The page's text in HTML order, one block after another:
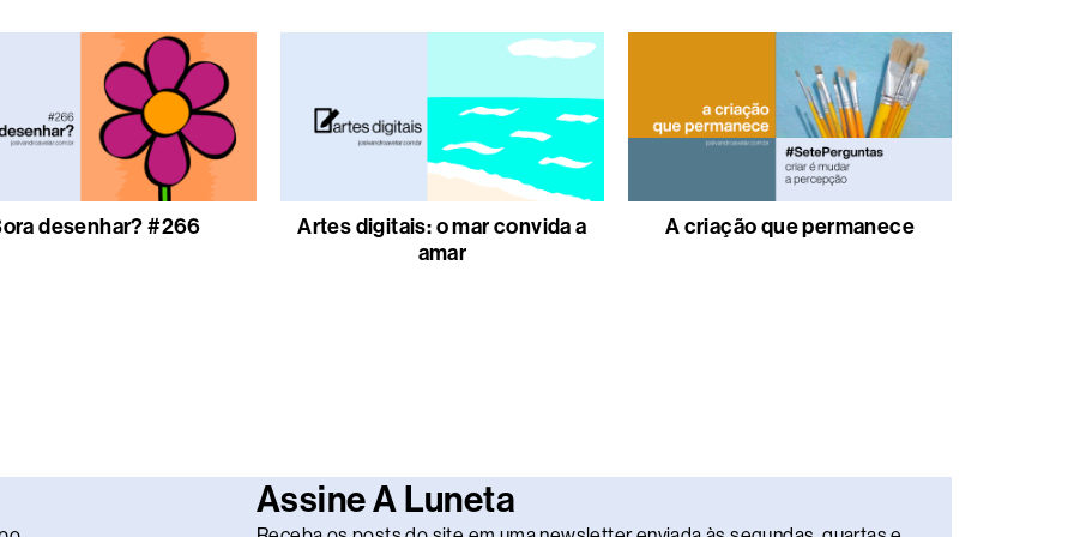
desenhar? #266
Artes digitais: o mar convida a
amar
A criação que permanece
Assine A Luneta